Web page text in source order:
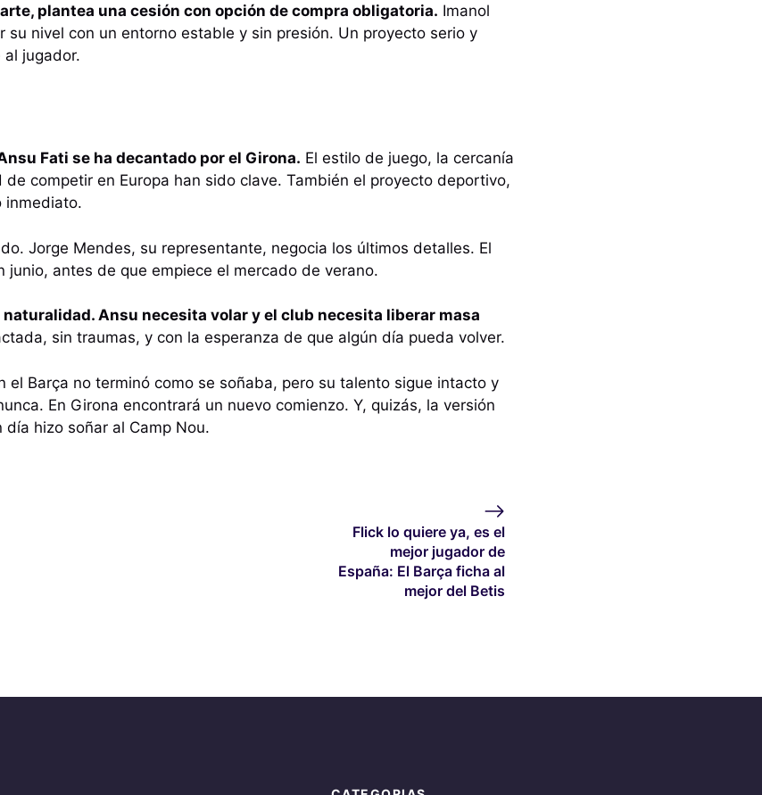
plantea una cesión con opción de compra obligatoria. Imanol
su nivel con un entorno estable y sin presión. Un proyecto serio y
jugador.
Fati se ha decantado por el Girona. El estilo de juego, la cercanía
competir en Europa han sido clave. También el proyecto deportivo,
inmediato.
Jorge Mendes, su representante, negocia los últimos detalles. El
junio, antes de que empiece el mercado de verano.
naturalidad. Ansu necesita volar y el club necesita liberar masa
sin traumas, y con la esperanza de que algún día pueda volver.
el Barça no terminó como se soñaba, pero su talento sigue intacto y
En Girona encontrará un nuevo comienzo. Y, quizás, la versión
día hizo soñar al Camp Nou.
Flick lo quiere ya, es el
mejor jugador de
España: El Barça ficha al
mejor del Betis